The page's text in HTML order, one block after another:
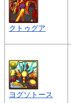
クトゥグア
ヨグソトース